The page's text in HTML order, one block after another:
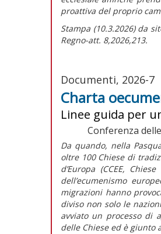
proattiva del proprio
Stampa (10.3.2026) da
Regno-att. 8,2026,213.
Documenti, 2026-7
Charta
Linee guida per
Conferenza
Da quando, nella
oltre 100 Chiese di
d’Europa (CCEE,
dell’ecumenismo
migrazioni hanno
diviso non solo le
avviato un processo di
delle Chiese ed è giunto